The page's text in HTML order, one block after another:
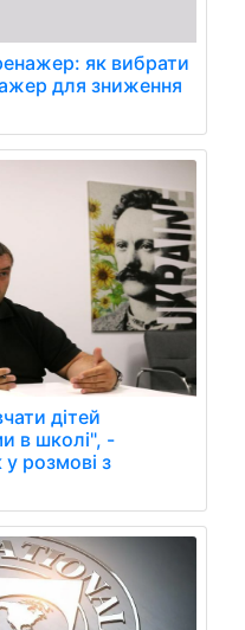
як вибрати
для зниження
дітей
в школі", -
розмові з